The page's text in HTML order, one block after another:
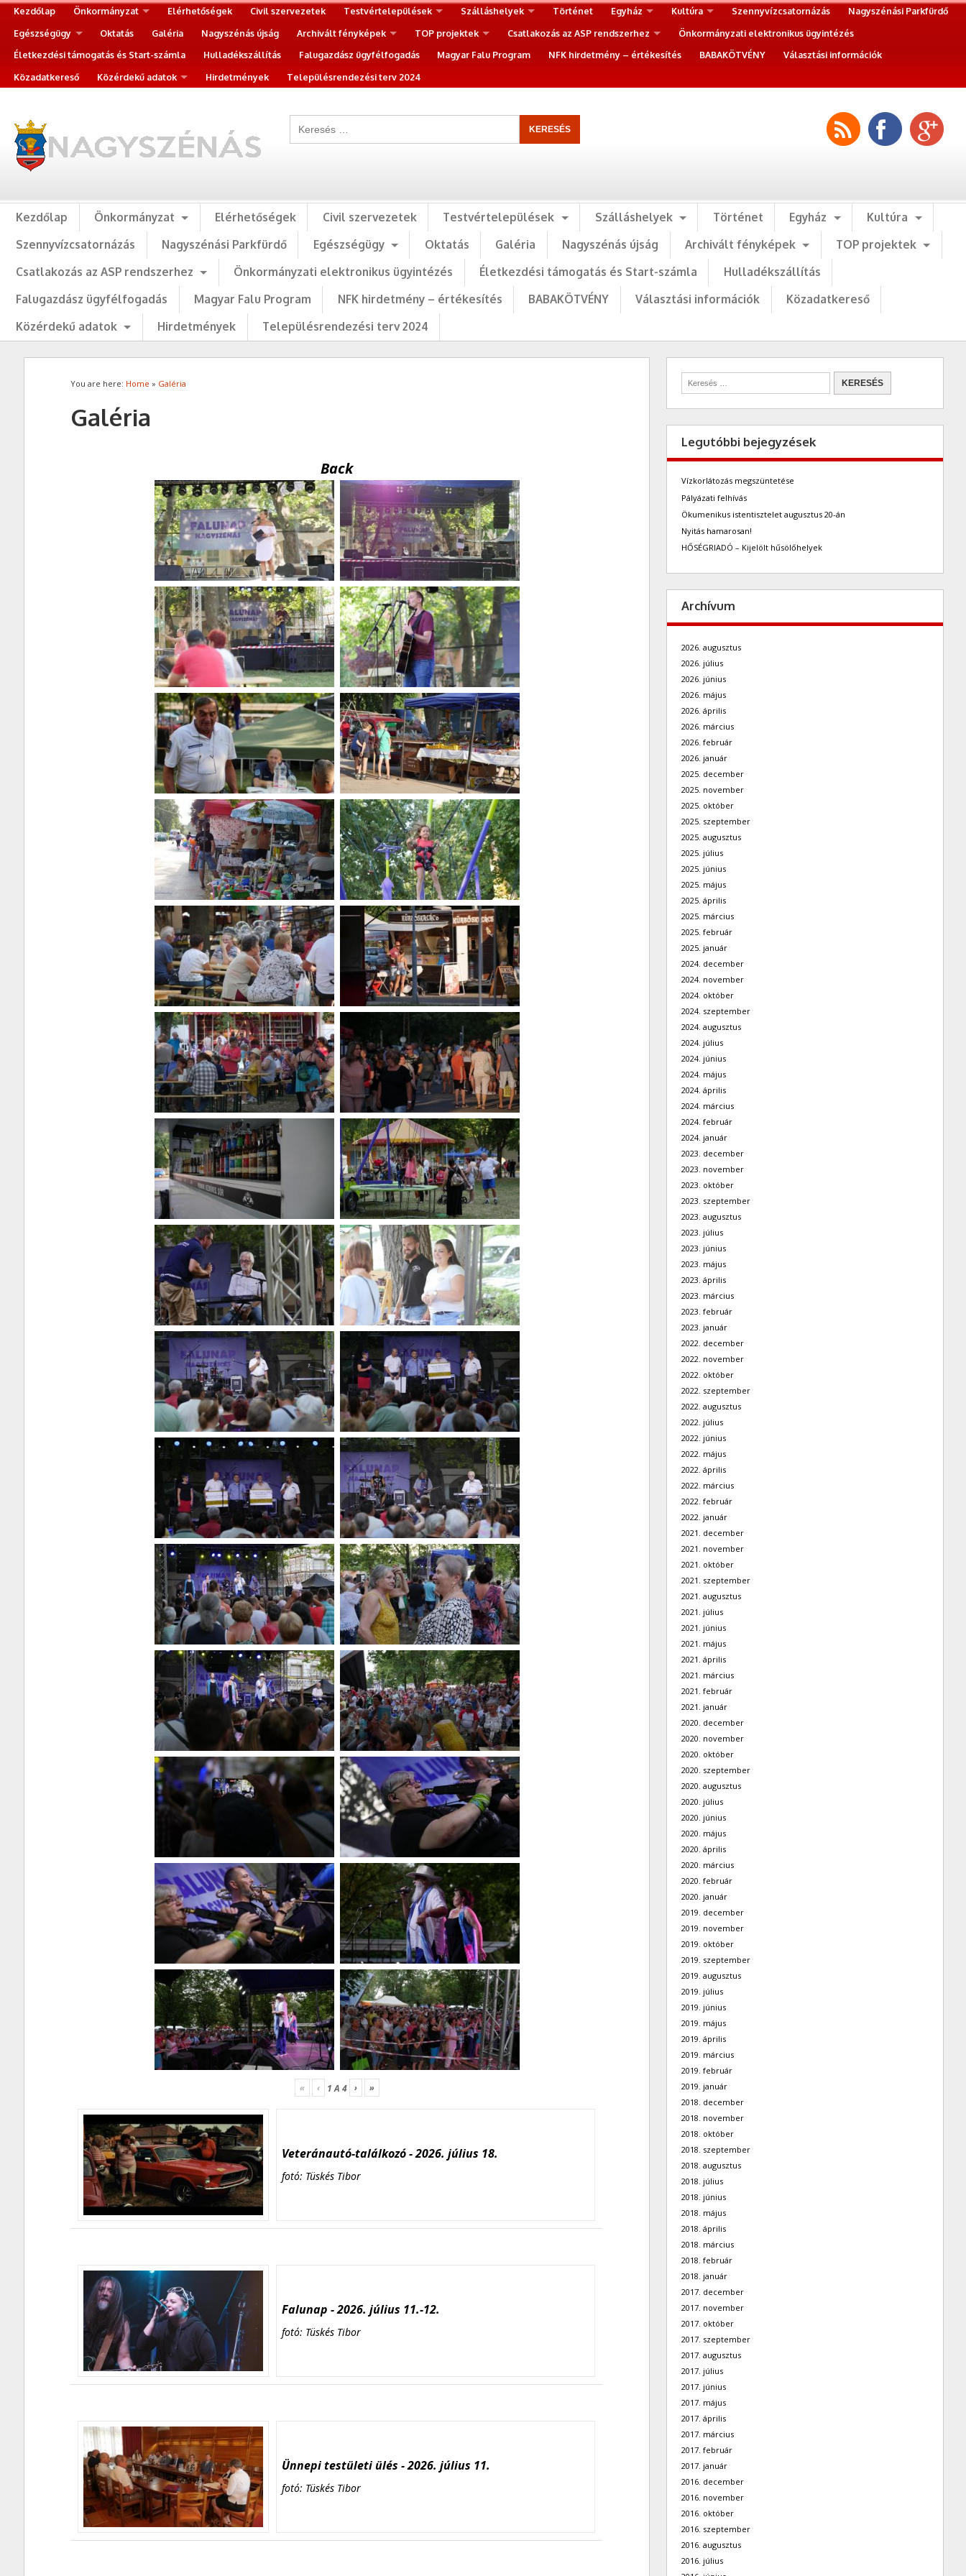
Kezdőlap Önkormányzat Elérhetőségek Civil szervezetek Testvértelepülések Szálláshelyek Történet Egyház Kultúra Szennyvízcsatornázás
Nagyszénási Parkfürdő
Egészségügy
Oktatás Galéria Nagyszénás újság Archivált fényképek TOP projektek Csatlakozás az ASP rendszerhez
Önkormányzati elektronikus ügyintézés
Életkezdési támogatás és Start-számla
Hulladékszállítás Falugazdász ügyfélfogadás Magyar Falu Program NFK hirdetmény – értékesítés BABAKÖTVÉNY
Választási információk
Közadatkereső
Közérdekű adatok Hirdetmények Településrendezési terv 2024
Kezdőlap Önkormányzat Elérhetőségek Civil szervezetek Testvértelepülések Szálláshelyek Történet Egyház
Kultúra
Szennyvízcsatornázás
Nagyszénási Parkfürdő Egészségügy Oktatás Galéria Nagyszénás újság Archivált fényképek
TOP projektek
Csatlakozás az ASP rendszerhez
Önkormányzati elektronikus ügyintézés Életkezdési támogatás és Start-számla
Hulladékszállítás
Falugazdász ügyfélfogadás
Magyar Falu Program NFK hirdetmény – értékesítés BABAKÖTVÉNY Választási információk
Közadatkereső
Közérdekű adatok
Hirdetmények Településrendezési terv 2024
You are here: Home » Galéria
Galéria
Back
« ‹ 1A 4 › »
Veteránautó-találkozó - 2026. július 18.
fotó: Tüskés Tibor
Falunap - 2026. július 11.-12.
fotó: Tüskés Tibor
Ünnepi testületi ülés - 2026. július 11.
fotó: Tüskés Tibor
Legutóbbi bejegyzések
Vízkorlátozás megszüntetése
Pályázati felhívás
Ökumenikus istentisztelet augusztus 20-án
Nyitás hamarosan!
HŐSÉGRIADÓ – Kijelölt hűsölőhelyek
Archívum
2026. augusztus
2026. július
2026. június
2026. május
2026. április
2026. március
2026. február
2026. január
2025. december
2025. november
2025. október
2025. szeptember
2025. augusztus
2025. július
2025. június
2025. május
2025. április
2025. március
2025. február
2025. január
2024. december
2024. november
2024. október
2024. szeptember
2024. augusztus
2024. július
2024. június
2024. május
2024. április
2024. március
2024. február
2024. január
2023. december
2023. november
2023. október
2023. szeptember
2023. augusztus
2023. július
2023. június
2023. május
2023. április
2023. március
2023. február
2023. január
2022. december
2022. november
2022. október
2022. szeptember
2022. augusztus
2022. július
2022. június
2022. május
2022. április
2022. március
2022. február
2022. január
2021. december
2021. november
2021. október
2021. szeptember
2021. augusztus
2021. július
2021. június
2021. május
2021. április
2021. március
2021. február
2021. január
2020. december
2020. november
2020. október
2020. szeptember
2020. augusztus
2020. július
2020. június
2020. május
2020. április
2020. március
2020. február
2020. január
2019. december
2019. november
2019. október
2019. szeptember
2019. augusztus
2019. július
2019. június
2019. május
2019. április
2019. március
2019. február
2019. január
2018. december
2018. november
2018. október
2018. szeptember
2018. augusztus
2018. július
2018. június
2018. május
2018. április
2018. március
2018. február
2018. január
2017. december
2017. november
2017. október
2017. szeptember
2017. augusztus
2017. július
2017. június
2017. május
2017. április
2017. március
2017. február
2017. január
2016. december
2016. november
2016. október
2016. szeptember
2016. augusztus
2016. július